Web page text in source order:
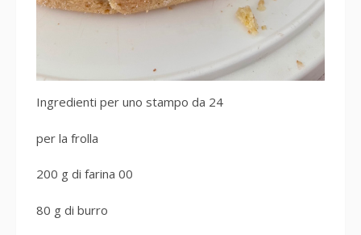
Ingredienti per uno stampo da 24
per la frolla
200 g di farina 00
80 g di burro